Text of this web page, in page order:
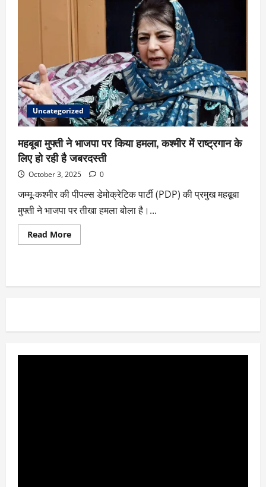
Uncategorized
महबूबा मुफ्ती ने भाजपा पर किया हमला, कश्मीर में राष्ट्रगान के
लिए हो रही है जबरदस्ती
October 3, 2025 0
जम्मू-कश्मीर की पीपल्स डेमोक्रेटिक पार्टी (PDP) की प्रमुख महबूबा
मुफ्ती ने भाजपा पर तीखा हमला बोला है।...
Read More